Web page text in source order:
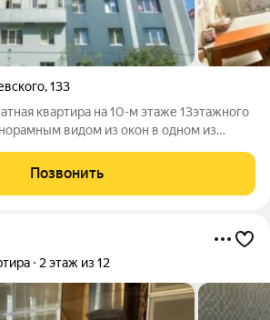
,133
квартира на 10-м этаже 13этажного
видом из окон в одном из
Тельмана и Островского. О
57,3 м2
Позвонить
2 этаж из 12